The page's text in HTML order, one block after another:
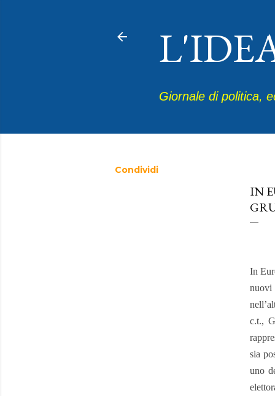
Giornale di politica,
Condividi
IN
In
nuovi
c.t.,
sia
uno